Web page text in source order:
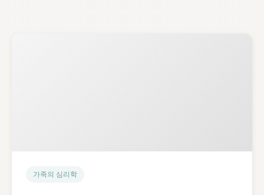
가족의 심리학